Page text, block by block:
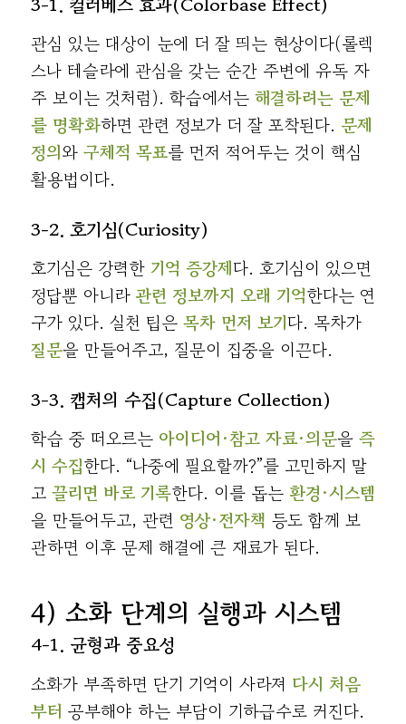
관심 있는 대상이 눈에 더 잘 띄는 현상이다(롤렉
스나 테슬라에 관심을 갖는 순간 주변에 유독 자
주 보이는 것처럼). 학습에서는 해결하려는 문제
를 명확화하면 관련 정보가 더 잘 포착된다. 문제
정의와 구체적 목표를 먼저 적어두는 것이 핵심
활용법이다.
3-2. 호기심(Curiosity)
호기심은 강력한 기억 증강제다. 호기심이 있으면
정답뿐 아니라관련 정보까지 오래 기억한다는 연
구가 있다. 실천 팁은 목차 먼저 보기다. 목차가
질문을 만들어주고, 질문이 집중을 이끈다.
3-3. 캡처의 수집(Capture Collection)
학습 중 떠오르는 아이디어·참고 자료·의문을 즉
시 수집한다. “나중에 필요할까?”를 고민하지 말
고 끌리면 바로 기록한다. 이를 돕는 환경·시스템
을 만들어두고, 관련 영상·전자책 등도 함께 보
관하면 이후 문제 해결에 큰 재료가 된다.
4) 소화 단계의 실행과 시스템
4-1. 균형과 중요성
소화가 부족하면 단기 기억이 사라져 다시 처음
부터 공부해야 하는 부담이 기하급수로 커진다.